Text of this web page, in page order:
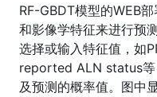
RF-GBDT模型的WEB
和影像学特征来进行预
选择或输入特征值，如
reported ALN status等
及预测的概率值。图中